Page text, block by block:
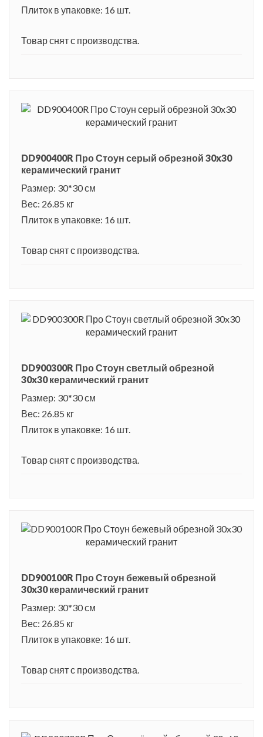
Плиток в упаковке: 16 шт.
Товар снят с производства.
DD900400R Про Стоун серый обрезной 30x30
керамический гранит
Размер: 30*30 см
Вес: 26.85 кг
Плиток в упаковке: 16 шт.
Товар снят с производства.
DD900300R Про Стоун светлый обрезной
30x30 керамический гранит
Размер: 30*30 см
Вес: 26.85 кг
Плиток в упаковке: 16 шт.
Товар снят с производства.
DD900100R Про Стоун бежевый обрезной
30x30 керамический гранит
Размер: 30*30 см
Вес: 26.85 кг
Плиток в упаковке: 16 шт.
Товар снят с производства.